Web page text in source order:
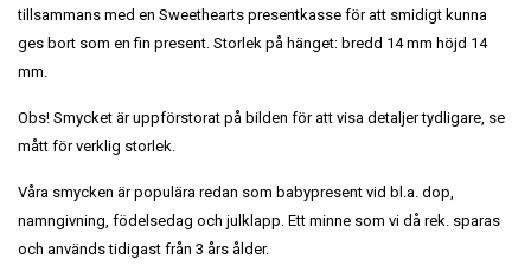
tillsammans med en Sweethearts presentkasse för att smidigt kunna
ges bort som en fin present. Storlek på hänget: bredd 14 mm höjd 14
mm.
Obs! Smycket är uppförstorat på bilden för att visa detaljer tydligare, se
mått för verklig storlek.
Våra smycken är populära redan som babypresent vid bl.a. dop,
namngivning, födelsedag och julklapp. Ett minne som vi då rek. sparas
och används tidigast från 3 års ålder.